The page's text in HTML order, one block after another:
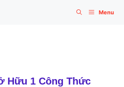
Menu
Hữu 1 Công Thức